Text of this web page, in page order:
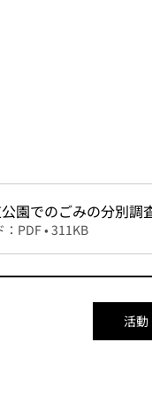
園でのごみの分別調
PDF • 311KB
活動